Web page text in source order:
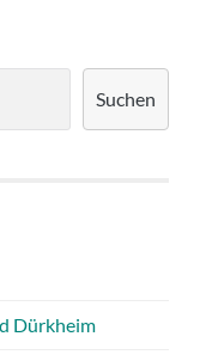
Suchen
Dürkheim